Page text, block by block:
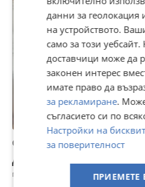
Сглобяване, монтаж и
Договаряне
гр. Стара Загора, 05 август
данни за геолокация
на устройството.
само за този уебсайт.
доставчици може да
законен интерес
имате право да
за рекламиране.
съгласието си по
Настройки на
за поверителност
ПРИЕМЕТЕ